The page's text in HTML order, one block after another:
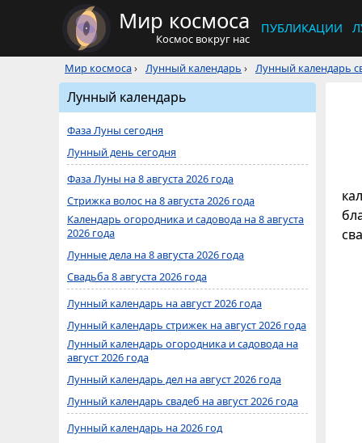
Мир космоса
Космос вокруг нас
ПУБЛИКАЦИИ
Мир космоса› Лунный календарь › Лунный календарь
Лунный календарь
Фаза Луны сегодня
Лунный день сегодня
Фаза Луны на 8 августа 2026 года
Стрижка волос на 8 августа 2026 года
Календарь огородника и садовода на 8 августа
2026 года
Лунные дела на 8 августа 2026 года
Свадьба 8 августа 2026 года
Лунный календарь на август 2026 года
Лунный календарь стрижек на август 2026 года
Лунный календарь огородника и садовода на
август 2026 года
Лунный календарь дел на август 2026 года
Лунный календарь свадеб на август 2026 года
Лунный календарь на 2026 год